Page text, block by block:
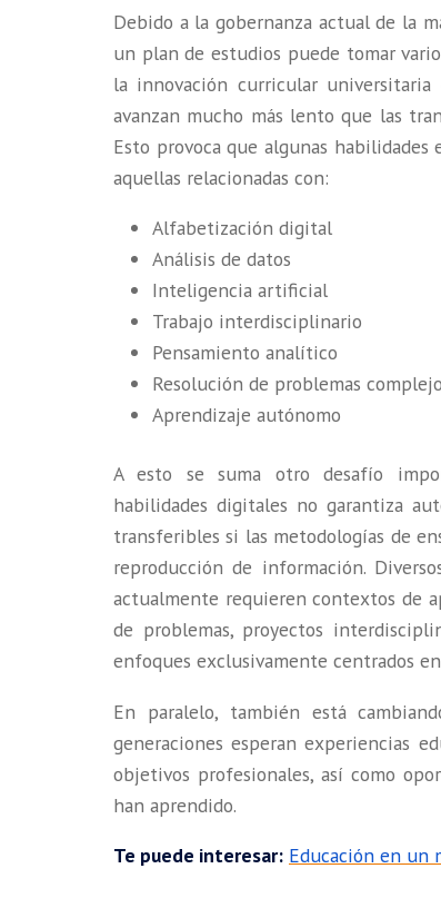
Debido a la gobernanza actual de la
un plan de estudios puede tomar
la innovación curricular
avanzan mucho más lento que las
Esto provoca que algunas
aquellas relacionadas con:
Alfabetización digital
Análisis de datos
Inteligencia artificial
Trabajo interdisciplinario
Pensamiento analítico
Resolución de problemas
Aprendizaje autónomo
A esto se suma otro desafío
habilidades digitales no garantiza
transferibles si las metodologías de
reproducción de información.
actualmente requieren contextos de
de problemas, proyectos
enfoques exclusivamente centrados
En paralelo, también está
generaciones esperan experiencias
objetivos profesionales, así como
han aprendido.
Te puede interesar: Educación en un